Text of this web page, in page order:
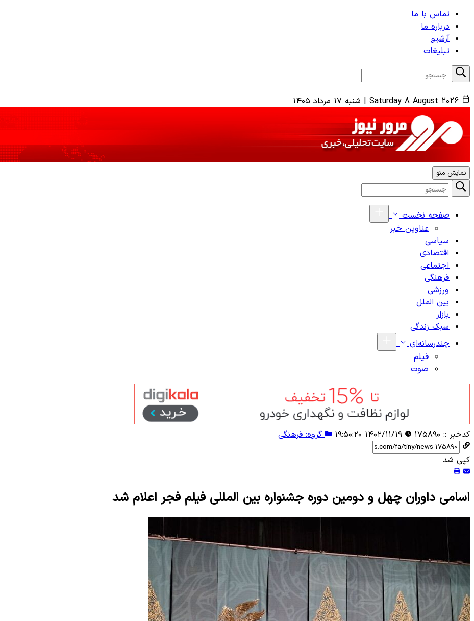
تماس با ما
درباره ما
آرشیو
تبلیغات
Saturday 8 August 2026
| شنبه ۱۷ مرداد ۱۴۰۵
نمایش منو
صفحه نخست
عناوین خبر
سیاسی
اقتصادی
اجتماعی
فرهنگی
ورزشی
بین الملل
بازار
سبک زندگی
چندرسانه‌ای
فیلم
صوت
کدخبر :: ۱۷۵۸۹۰ گروه: فرهنگی
کپی شد
اسامی داوران چهل و دومین دوره جشنواره بین المللی فیلم فجر اعلام شد